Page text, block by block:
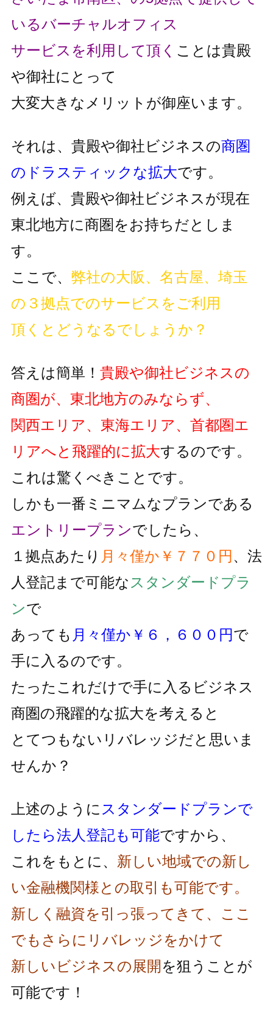
いるバーチャルオフィス
サービスを利用して頂く ことは貴殿
や御社にとって
大変大きなメリットが御座います。
それは、貴殿や御社ビジネスの商圏
のドラスティックな拡大です。
例えば、貴殿や御社ビジネスが現在
東北地方に商圏をお持ちだとしま
す。
ここで、 弊社の大阪、名古屋、埼玉
の３拠点でのサービスをご利用
頂くとどうなるでしょうか？
答えは簡単！ 貴殿や御社ビジネスの
商圏が、東北地方のみならず、
関西エリア、東海エリア、首都圏エ
リアへと飛躍的に拡大するのです。
これは驚くべきことです。
しかも一番ミニマムなプランである
エントリープランでしたら、
１拠点あたり 月々僅か￥７７０円、法
人登記まで可能な スタンダードプラ
ンで
あっても 月々僅か￥６，６００円で
手に入るのです。
たったこれだけで手に入るビジネス
商圏の飛躍的な拡大を考えると
とてつもないリバレッジだと思いま
せんか？
上述のように スタンダードプランで
したら法人登記も可能ですから、
これをもとに、 新しい地域での新し
い金融機関様との取引も可能です。
新しく融資を引っ張ってきて、ここ
でもさらにリバレッジをかけて
新しいビジネスの展開を狙うことが
可能です！